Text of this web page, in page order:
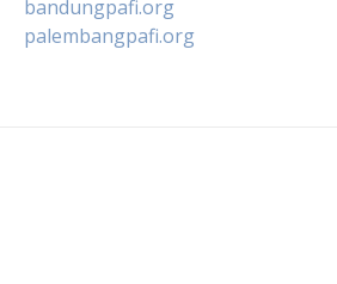
bandungpafi.org
palembangpafi.org